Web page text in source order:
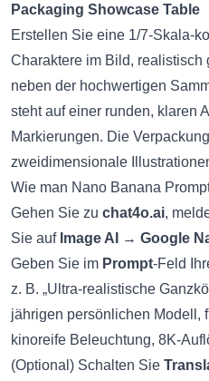
Packaging Showcase Table
Erstellen Sie eine 1/7-Skala-
Charaktere im Bild, realistisch
neben der hochwertigen
steht auf einer runden, klaren
Markierungen. Die
zweidimensionale
Wie man Nano Banana
Gehen Sie zu chat4o.ai,
Sie auf Image AI → Google
Geben Sie im Prompt-Feld
z. B. „Ultra-realistische
jährigen persönlichen Modell,
kinoreife Beleuchtung, 8K-
(Optional) Schalten Sie